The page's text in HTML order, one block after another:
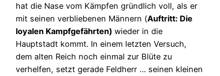
hat die Nase vom Kämpfen gründlich voll, als er
mit seinen verbliebenen Männern (Auftritt: Die
loyalen Kampfgefährten) wieder in die
Hauptstadt kommt. In einem letzten Versuch,
dem alten Reich noch einmal zur Blüte zu
verhelfen, setzt gerade Feldherr … seinen kleinen